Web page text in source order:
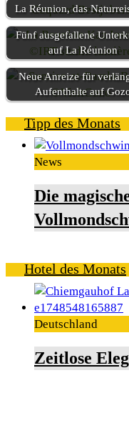
La Réunion, das
Fünf ausgefallene
auf La Réunion
Neue Anreize für
Aufenthalte auf
Tipp des Monats
News
Die
Hotel des Monats
Deutschland
Zeitlose